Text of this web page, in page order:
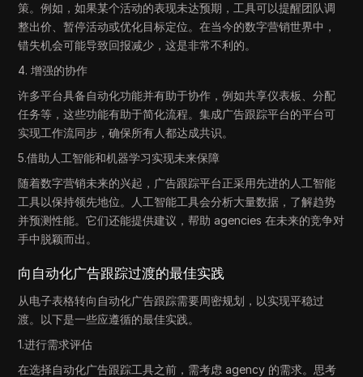
策。例如，如果某个活动的表现未达预期，工具可以提醒团队调
整出价、暂停活动或优化目标定位。在当今的数字营销世界中，
错失机会可能导致回报减少，这是非常不利的。
4. 增强的协作
许多平台具备自动化功能并有助于协作，例如共享仪表板、分配
任务等，这些功能有助于简化流程。集成广告跟踪平台的平台可
实现工作流同步，确保所有人都达成共识。
5.借助人工智能和机器学习实现未来保障
随着数字营销未来的兴起，广告跟踪平台正采用先进的人工智能
工具以保持领先地位。人工智能工具会分析大量数据，了解趋势
并预测性能。它们还能提供建议，帮助 agencies 在未来的竞争对
手中脱颖而出。
向自动化广告跟踪过渡的最佳实践
从电子表格转向自动化广告跟踪需要周密规划，以实现平稳过
渡。以下是一些应遵循的最佳实践。
1.进行需求评估
在选择自动化广告跟踪工具之前，需考虑 agency 的需求。思考